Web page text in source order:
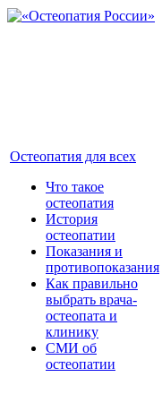
Остеопатия для всех
Что такое
остеопатия
История
остеопатии
Показания и
противопоказания
Как правильно
выбрать врача-
остеопата и
клинику
СМИ об
остеопатии